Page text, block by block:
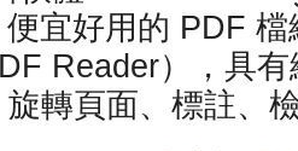
便宜好用的 PDF
Reader），具
轉頁面、標註、